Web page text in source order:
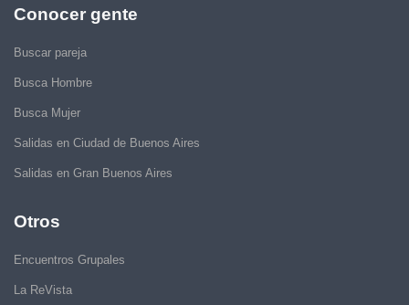
Conocer gente
Buscar pareja
Busca Hombre
Busca Mujer
Salidas en Ciudad de Buenos Aires
Salidas en Gran Buenos Aires
Otros
Encuentros Grupales
La ReVista